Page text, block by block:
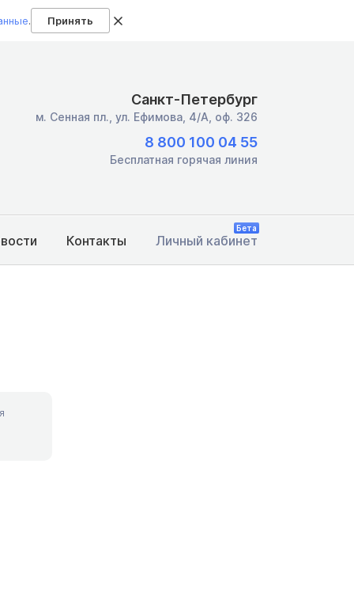
. Принять
Санкт-Петербург
м. Сенная пл., ул. Ефимова, 4/А, оф. 326
8 800 100 04 55
Бесплатная горячая линия
Контакты Личный кабинет
Бета